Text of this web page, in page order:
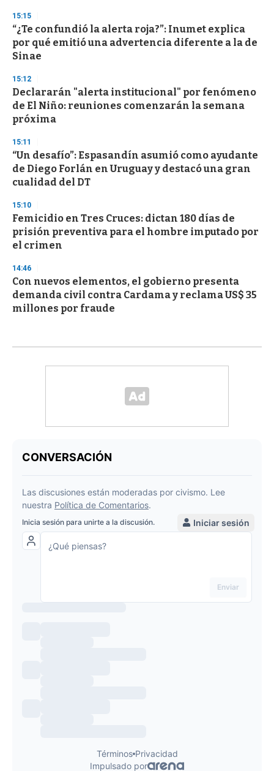
15:15
“¿Te confundió la alerta roja?”: Inumet explica
por qué emitió una advertencia diferente a la de
Sinae
15:12
Declararán "alerta institucional" por fenómeno
de El Niño: reuniones comenzarán la semana
próxima
15:11
“Un desafío”: Espasandín asumió como ayudante
de Diego Forlán en Uruguay y destacó una gran
cualidad del DT
15:10
Femicidio en Tres Cruces: dictan 180 días de
prisión preventiva para el hombre imputado por
el crimen
14:46
Con nuevos elementos, el gobierno presenta
demanda civil contra Cardama y reclama US$ 35
millones por fraude